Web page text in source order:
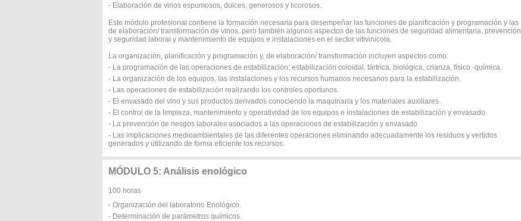
- Elaboración de vinos espumosos, dulces, generosos y licorosos.
Este módulo profesional contiene la formación necesaria para desempeñar las funciones de planificación y programación y las
de elaboración/ transformación de vinos, pero también algunos aspectos de las funciones de seguridad alimentaria, prevención
y seguridad laboral y mantenimiento de equipos e instalaciones en el sector vitivinícola.
La organización, planificación y programación y, de elaboración/ transformación incluyen aspectos como:
- La programación de las operaciones de estabilización: estabilización coloidal, tártrica, biológica, crianza, físico -química.
- La organización de los equipos, las instalaciones y los recursos humanos necesarios para la estabilización.
- Las operaciones de estabilización realizando los controles oportunos.
- El envasado del vino y sus productos derivados conociendo la maquinaria y los materiales auxiliares.
- El control de la limpieza, mantenimiento y operatividad de los equipos e instalaciones de estabilización y envasado.
- La prevención de riesgos laborales asociados a las operaciones de estabilización y envasado.
- Las implicaciones medioambientales de las diferentes operaciones eliminando adecuadamente los residuos y vertidos
generados y utilizando de forma eficiente los recursos.
MÓDULO 5: Análisis enológico
100 horas
- Organización del laboratorio Enológico.
- Determinación de parámetros químicos.